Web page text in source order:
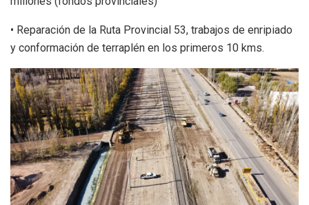
• Reparación de la Ruta Provincial 53, trabajos de enripiado
y conformación de terraplén en los primeros 10 kms.